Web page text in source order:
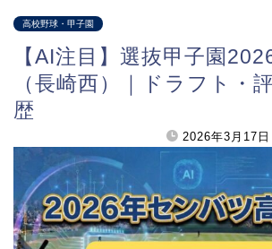
高校野球・甲子園
【AI注目】選抜甲子園
（長崎西）｜ドラフト・
歴
2026年3月17日